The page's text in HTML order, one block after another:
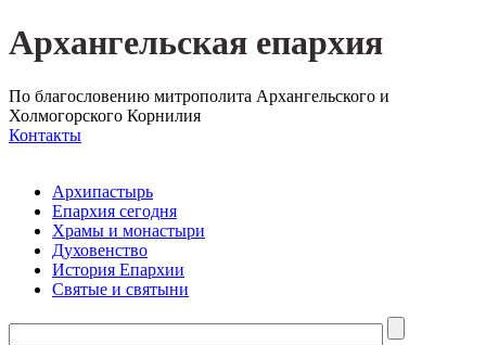
Архангельская епархия
По благословению митрополита Архангельского и
Холмогорского Корнилия
Контакты
Архипастырь
Епархия сегодня
Храмы и монастыри
Духовенство
История Епархии
Святые и святыни